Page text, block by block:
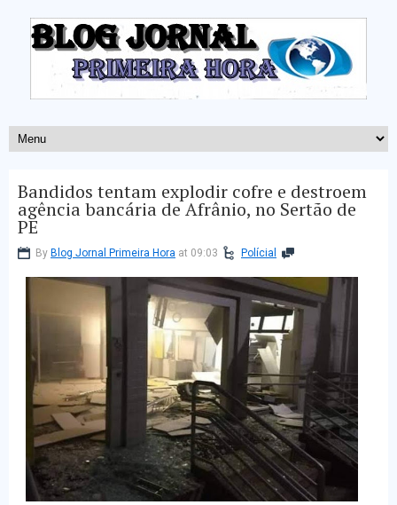
Bandidos tentam explodir cofre e destroem
agência bancária de Afrânio, no Sertão de
PE
By Blog Jornal Primeira Hora at 09:03 Polícial